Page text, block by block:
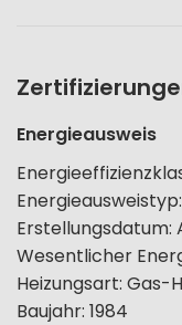
Energieausweis
Energieausweistyp:
Erstellungsdatum:
Wesentlicher
Heizungsart: Gas-
Baujahr: 1984